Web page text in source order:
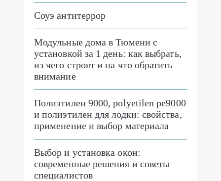
Соуэ антитеррор
Модульные дома в Тюмени с
установкой за 1 день: как выбрать,
из чего строят и на что обратить
внимание
Полиэтилен 9000, polyetilen pe9000
и полиэтилен для лодки: свойства,
применение и выбор материала
Выбор и установка окон:
современные решения и советы
специалистов